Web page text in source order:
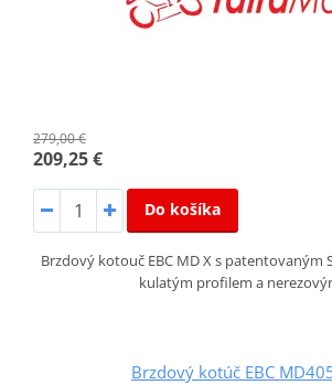
279,00 €
209,25 €
Do košíka
Brzdový kotouč EBC MD X s patentovaným
kulatým profilem a
Brzdový kotúč EBC